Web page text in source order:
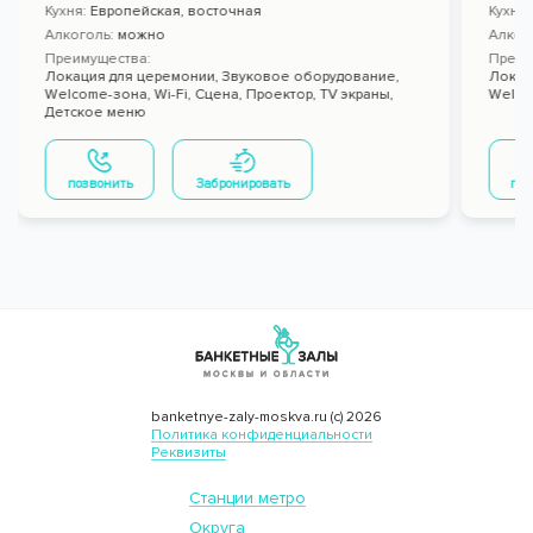
Кухня: Европейская, восточная
Алкоголь: можно
Преимущества:
Локация для церемонии,Звуковое оборудование,
Welcome-зона,Wi-Fi, Сцена, Проектор,TV экраны,
Детское меню
позвонить Забронировать
Кухня:
banketnye-zaly-moskva.ru (с) 2026
Политика конфиденциальности
Реквизиты
Станции метро
Округа